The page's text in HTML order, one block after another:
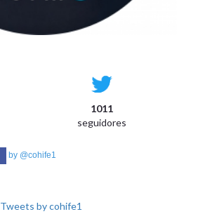
1011
seguidores
by @cohife1
Tweets by cohife1